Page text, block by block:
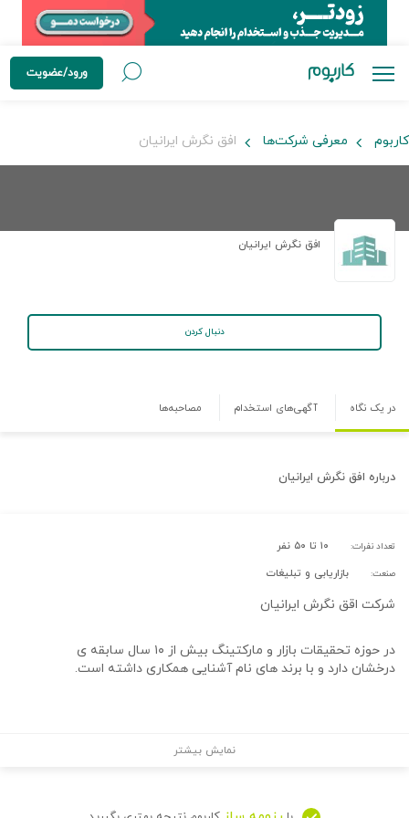
ورود/عضویت
کاربوم معرفی شرکت‌ها افق نگرش ایرانیان
افق نگرش ایرانیان
دنبال کردن
در یک نگاه آگهی‌های استخدام مصاحبه‌ها
درباره افق نگرش ایرانیان
تعداد نفرات: ۱۰ تا ۵۰ نفر
صنعت: بازاریابی و تبلیغات
شرکت اقق نگرش ایرانیان
در حوزه تحقیقات بازار و مارکتینگ بیش از ۱۰ سال سابقه ی
درخشان دارد و با برند های نام آشنایی همکاری داشته است.
نمایش بیشتر